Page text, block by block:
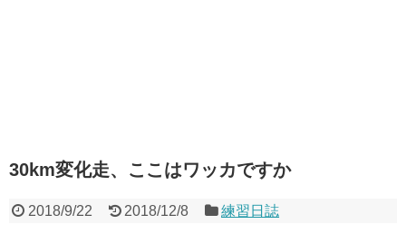
30km変化走、ここはワッカですか
2018/9/22 2018/12/8 練習日誌